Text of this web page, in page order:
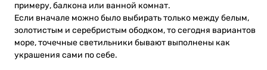
примеру, балкона или ванной комнат.
Если вначале можно было выбирать только между белым,
золотистым и серебристым ободком, то сегодня вариантов
море, точечные светильники бывают выполнены как
украшения сами по себе.